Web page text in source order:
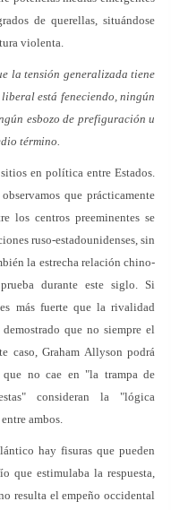
de querellas, situándose
violenta.
la tensión generalizada tiene
está feneciendo, ningún
esbozo de prefiguración u
término.
en política entre Estados.
que prácticamente
los centros preeminentes se
ruso-estadounidenses, sin
la estrecha relación chino-
durante este siglo. Si
más fuerte que la rivalidad
que no siempre el
caso, Graham Allyson podrá
que no cae en "la trampa de
consideran la "lógica
ambos.
hay fisuras que pueden
que estimulaba la respuesta,
resulta el empeño occidental